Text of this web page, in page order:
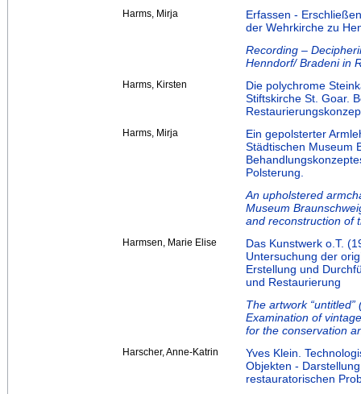
Harms, Mirja
Erfassen -
der Wehrkirche zu
Recording –
Henndorf/ Bradeni in
Harms, Kirsten
Die polychrome
Stiftskirche St. Goar.
Harms, Mirja
Ein gepolsterter
Städtischen Museum
Polsterung.
An upholstered
Museum
and reconstruction of
Harmsen, Marie Elise
Das Kunstwerk o.T.
Untersuchung der
Erstellung und
und Restaurierung
The artwork
Examination of
for the conservation
Harscher, Anne-Katrin
Yves Klein.
Objekten -
restauratorischen